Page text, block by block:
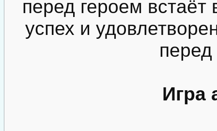
перед героем
успех и
Игра